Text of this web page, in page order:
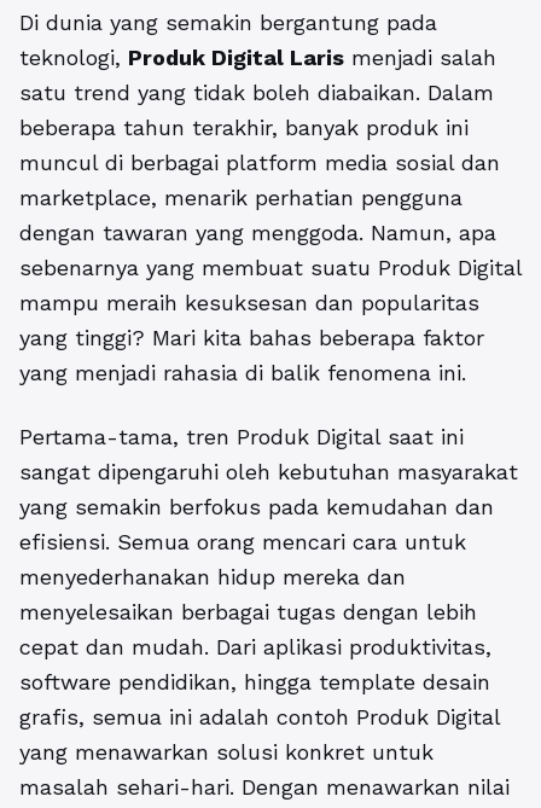
Di dunia yang semakin bergantung pada
teknologi, Produk Digital Laris menjadi salah
satu trend yang tidak boleh diabaikan. Dalam
beberapa tahun terakhir, banyak produk ini
muncul di berbagai platform media sosial dan
marketplace, menarik perhatian pengguna
dengan tawaran yang menggoda. Namun, apa
sebenarnya yang membuat suatu Produk Digital
mampu meraih kesuksesan dan popularitas
yang tinggi? Mari kita bahas beberapa faktor
yang menjadi rahasia di balik fenomena ini.
Pertama-tama, tren Produk Digital saat ini
sangat dipengaruhi oleh kebutuhan masyarakat
yang semakin berfokus pada kemudahan dan
efisiensi. Semua orang mencari cara untuk
menyederhanakan hidup mereka dan
menyelesaikan berbagai tugas dengan lebih
cepat dan mudah. Dari aplikasi produktivitas,
software pendidikan, hingga template desain
grafis, semua ini adalah contoh Produk Digital
yang menawarkan solusi konkret untuk
masalah sehari-hari. Dengan menawarkan nilai